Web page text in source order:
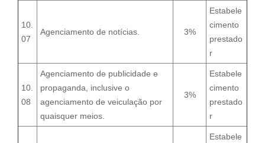
10.
07
Agenciamento de notícias. 3%
Estabele
cimento
prestado
r
10.
08
Agenciamento de publicidade e
propaganda, inclusive o
agenciamento de veiculação por
quaisquer meios.
3%
Estabele
cimento
prestado
r
Estabele